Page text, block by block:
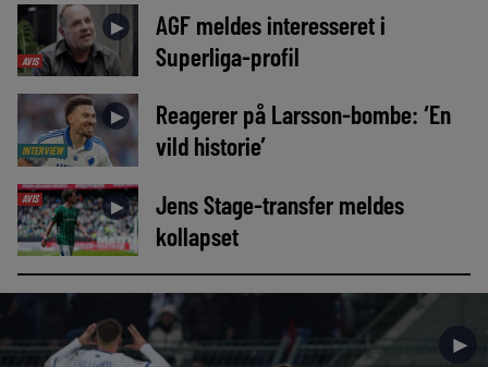
AVIS
►
AGF meldes interesseret i
Superliga-profil
INTERVIEW
►
Reagerer på Larsson-bombe: ‘En
vild historie’
AVIS ►
Jens Stage-transfer meldes
kollapset
►